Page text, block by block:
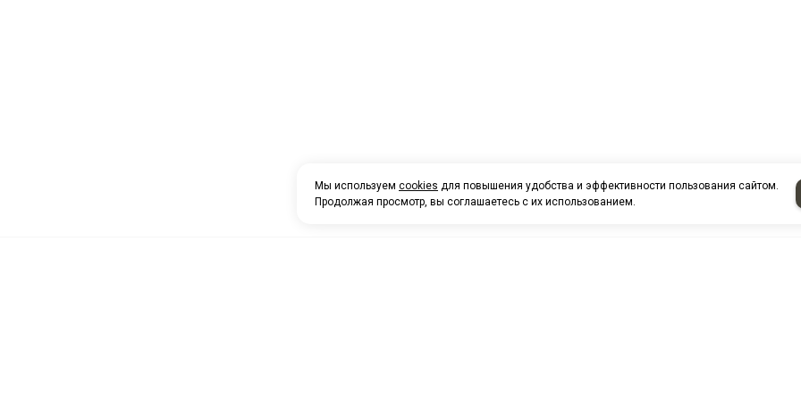
Мы используем cookies для повышения удобства и эффективности пользования сайтом.
Продолжая просмотр, вы соглашаетесь с их использованием.